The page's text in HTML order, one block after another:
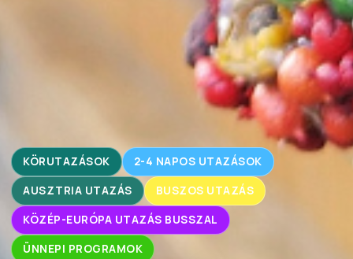
KÖRUTAZÁSOK 2-4 NAPOS UTAZÁSOK
AUSZTRIA UTAZÁS BUSZOS UTAZÁS
KÖZÉP-EURÓPA UTAZÁS BUSSZAL
ÜNNEPI PROGRAMOK